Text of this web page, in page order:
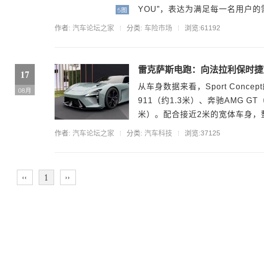
5图
YOU”，表达为满足每一名用户
和相关...
作者: 汽车论坛之家 分类: 车险市场 浏览:61192
17
08月
雷克萨斯电跑：向法拉利保时
从车身数据来看，Sport
911（约1.3米）、奔驰AMG GT
米）。配合接近2米的宽体车身
作者: 汽车论坛之家 分类: 汽车科技 浏览:37125
‹‹ 1 ››